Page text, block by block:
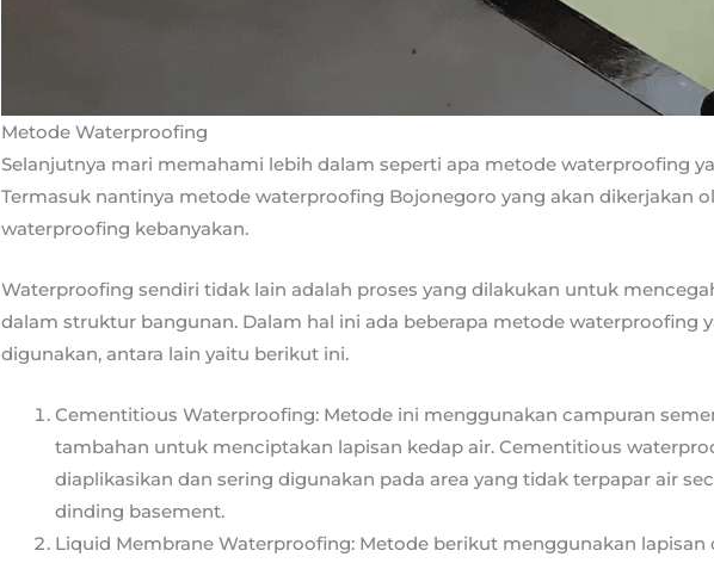
Metode Waterproofing
Selanjutnya mari memahami lebih dalam seperti apa metode waterproofing
Termasuk nantinya metode waterproofing Bojonegoro yang akan dikerjakan
waterproofing kebanyakan.
Waterproofing sendiri tidak lain adalah proses yang dilakukan untuk
dalam struktur bangunan. Dalam hal ini ada beberapa metode waterproofing
digunakan, antara lain yaitu berikut ini.
Cementitious Waterproofing: Metode ini menggunakan campuran
tambahan untuk menciptakan lapisan kedap air. Cementitious
diaplikasikan dan sering digunakan pada area yang tidak terpapar air
dinding basement.
Liquid Membrane Waterproofing: Metode berikut menggunakan lapisan